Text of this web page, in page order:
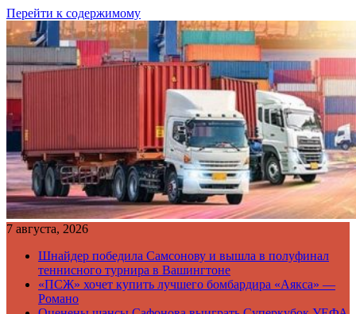
Перейти к содержимому
7 августа, 2026
Шнайдер победила Самсонову и вышла в полуфинал
теннисного турнира в Вашингтоне
«ПСЖ» хочет купить лучшего бомбардира «Аякса» —
Романо